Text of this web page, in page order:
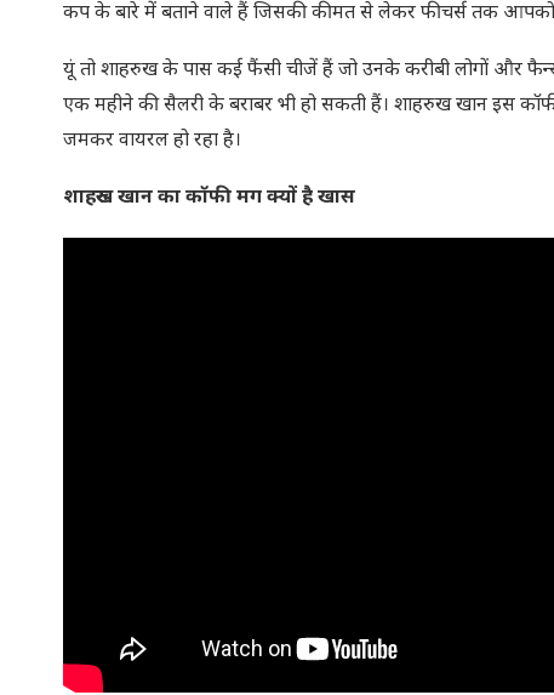
कप के बारे में बताने वाले हैं जिसकी कीमत से लेकर फीचर्स तक आपको
यूं तो शाहरुख के पास कई फैंसी चीजें हैं जो उनके करीबी लोगों और
एक महीने की सैलरी के बराबर भी हो सकती हैं। शाहरुख खान इस
जमकर वायरल हो रहा है।
शाहरुख खान का कॉफी मग क्यों है खास